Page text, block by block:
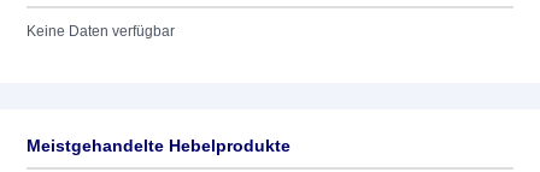
Keine Daten verfügbar
Meistgehandelte Hebelprodukte